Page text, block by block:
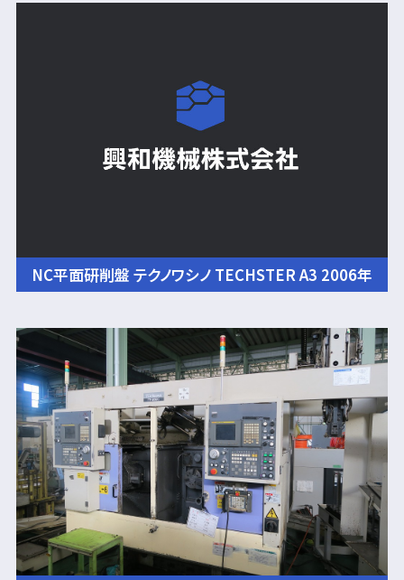
NC平面研削盤 テクノワシノ TECHSTER A3 2006年